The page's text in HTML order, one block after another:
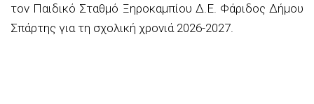
τον Παιδικό Σταθμό Ξηροκαμπίου Δ.Ε. Φάριδος Δήμου
Σπάρτης για τη σχολική χρονιά 2026-2027